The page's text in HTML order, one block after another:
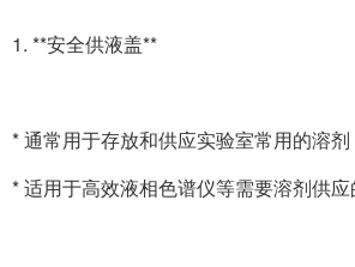
1. **安全供液盖**
* 通常用于存放和供应实验室常用的溶剂
* 适用于高效液相色谱仪等需要溶剂供应